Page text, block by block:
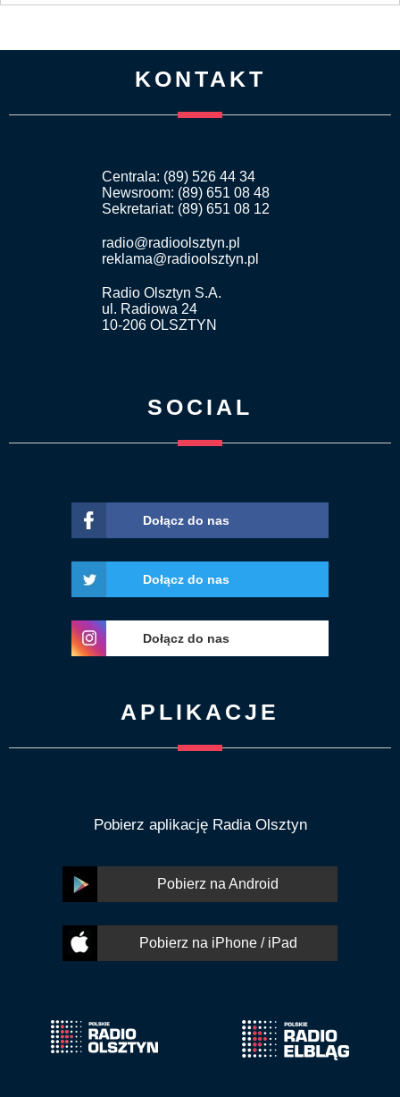
KONTAKT
Centrala: (89) 526 44 34
Newsroom: (89) 651 08 48
Sekretariat: (89) 651 08 12
radio@radioolsztyn.pl
reklama@radioolsztyn.pl
Radio Olsztyn S.A.
ul. Radiowa 24
10-206 OLSZTYN
SOCIAL
Dołącz do nas
Dołącz do nas
Dołącz do nas
APLIKACJE
Pobierz aplikację Radia Olsztyn
Pobierz na Android
Pobierz na iPhone / iPad